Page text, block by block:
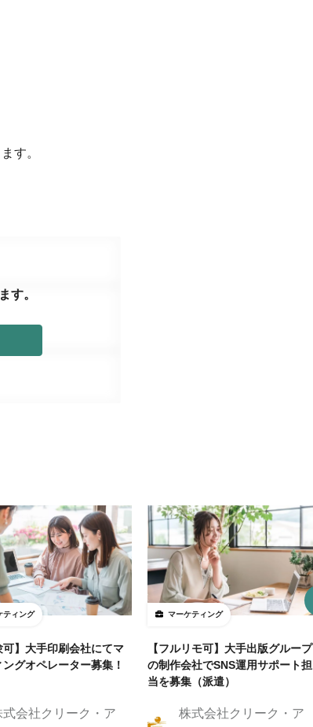
す。
す。
ティング
可】大手印刷会社にてマ
グオペレーター募集！
式会社クリーク・ア
マーケティング
【フルリモ可】大手出版グループ
の制作会社でSNS運用サポート担
当を募集（派遣）
株式会社クリーク・ア